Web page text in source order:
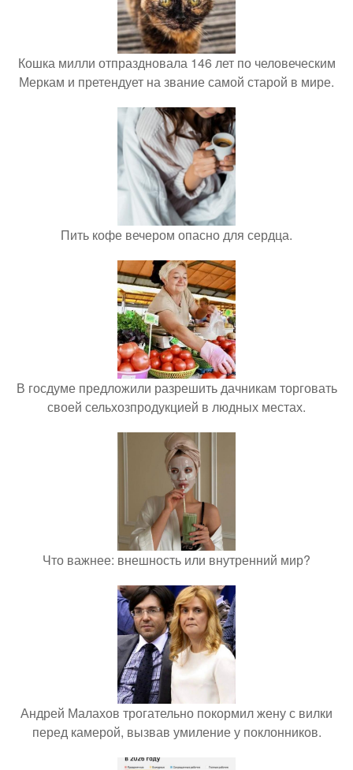
Кошка милли отпраздновала 146 лет по человеческим
Меркам и претендует на звание самой старой в мире.
Пить кофе вечером опасно для сердца.
В госдуме предложили разрешить дачникам торговать
своей сельхозпродукцией в людных местах.
Что важнее: внешность или внутренний мир?
Андрей Малахов трогательно покормил жену с вилки
перед камерой, вызвав умиление у поклонников.